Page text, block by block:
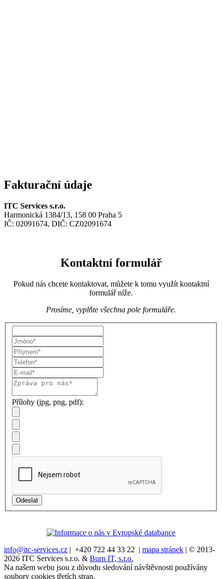
Fakturační údaje
ITC Services s.r.o.
Harmonická 1384/13, 158 00 Praha 5
IČ: 02091674, DIČ: CZ02091674
Kontaktní formulář
Pokud nás chcete kontaktovat, můžete k tomu využít kontaktní
formulář níže.
Prosíme, vyplňte všechna pole formuláře.
Přílohy (jpg, png, pdf):
info@itc-services.cz | +420 722 44 33 22 | mapa stránek | © 2013-
2026 ITC Services s.r.o. & Burn IT, s.r.o.
Na našem webu jsou z důvodu sledování návštěvnosti používány
soubory cookies třetích stran.